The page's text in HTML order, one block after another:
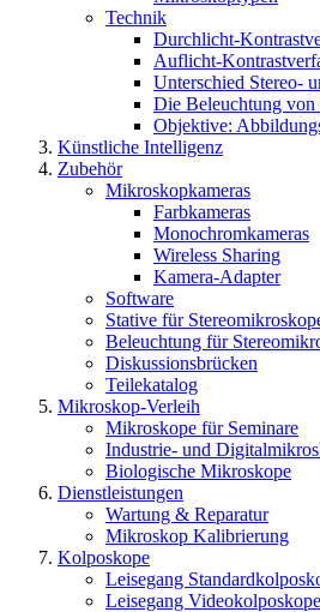
Technik
Durchlicht-
Auflicht-
Unterschied Stereo-
Die Beleuchtung von
Objektive:
Künstliche Intelligenz
Zubehör
Mikroskopkameras
Farbkameras
Monochromkameras
Wireless Sharing
Kamera-Adapter
Software
Stative für
Beleuchtung für
Diskussionsbrücken
Teilekatalog
Mikroskop-Verleih
Mikroskope für Seminare
Industrie- und
Biologische Mikroskope
Dienstleistungen
Wartung & Reparatur
Mikroskop Kalibrierung
Kolposkope
Leisegang
Leisegang Videokolposkope